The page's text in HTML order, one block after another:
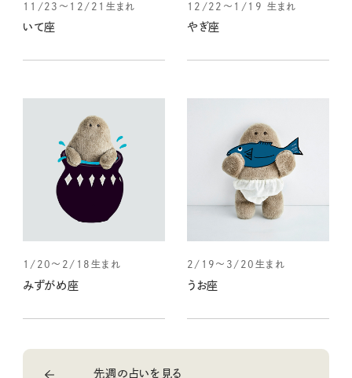
11/23～12/21生まれ
いて座
12/22～1/19 生まれ
やぎ座
1/20～2/18生まれ
みずがめ座
2/19～3/20生まれ
うお座
先週の占いを見る